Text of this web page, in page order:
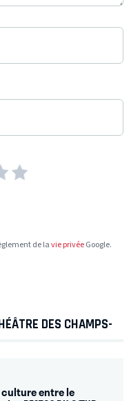
de lavie privéeGoogle.
DES CHAMPS-
entre le